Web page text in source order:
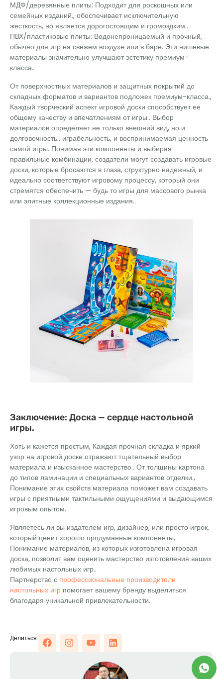
МДФ/деревянные плиты: Подходит для роскошных или
семейных изданий., обеспечивает исключительную
жесткость, но является дорогостоящим и громоздким..
ПВХ/пластиковые плиты: Водонепроницаемый и прочный,
обычно для игр на свежем воздухе или в баре. Эти нишевые
материалы значительно улучшают эстетику премиум-
класса..
От поверхностных материалов и защитных покрытий до
складных форматов и вариантов подложек премиум-класса.,
Каждый творческий аспект игровой доски способствует ее
общему качеству и впечатлениям от игры.. Выбор
материалов определяет не только внешний вид, но и
долговечность., играбельность, и воспринимаемая ценность
самой игры. Понимая эти компоненты и выбирая
правильные комбинации, создатели могут создавать игровые
доски, которые бросаются в глаза, структурно надежный, и
идеально соответствуют игровому процессу, который они
стремятся обеспечить — будь то игры для массового рынка
или элитные коллекционные издания..
Заключение: Доска — сердце настольной
игры.
Хоть и кажется простым, Каждая прочная складка и яркий
узор на игровой доске отражают тщательный выбор
материала и изысканное мастерство.. От толщины картона
до типов ламинации и специальных вариантов отделки.,
Понимание этих свойств материала поможет вам создавать
игры с приятными тактильными ощущениями и выдающимся
игровым опытом..
Являетесь ли вы издателем игр, дизайнер, или просто игрок,
который ценит хорошо продуманные компоненты,
Понимание материалов, из которых изготовлена ​​игровая
доска, позволит вам оценить мастерство изготовления ваших
любимых настольных игр..
Партнерство с профессиональные производители
настольных игр помогает вашему бренду выделиться
благодаря уникальной привлекательности.
Делиться: